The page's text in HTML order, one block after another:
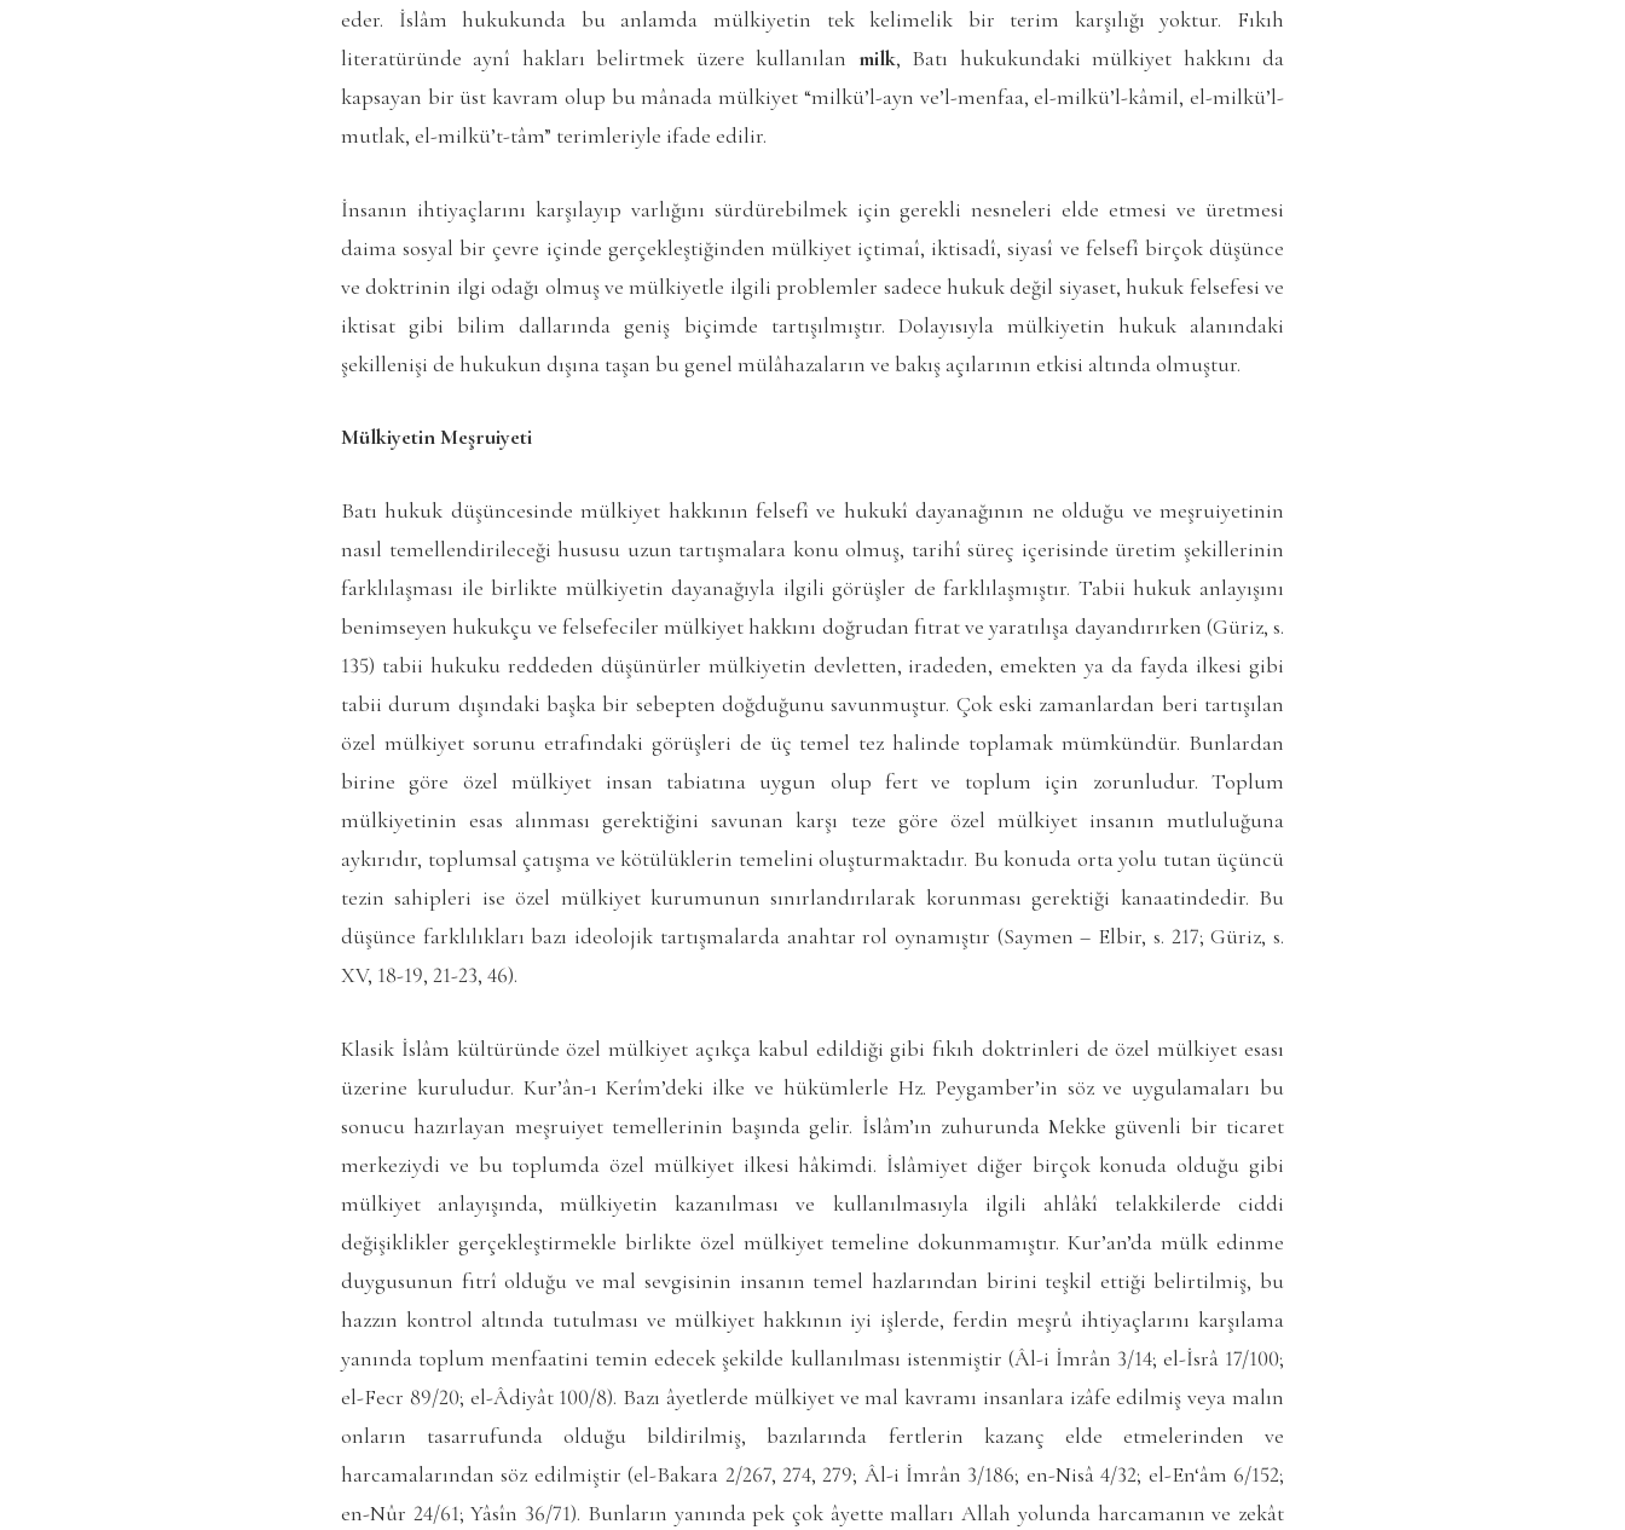
eder. İslâm hukukunda bu anlamda mülkiyetin tek kelimelik bir terim karşılığı yoktur. Fıkıh
literatüründe aynî hakları belirtmek üzere kullanılan milk, Batı hukukundaki mülkiyet hakkını da
kapsayan bir üst kavram olup bu mânada mülkiyet “milkü’l-ayn ve’l-menfaa, el-milkü’l-kâmil, el-milkü’l-
mutlak, el-milkü’t-tâm” terimleriyle ifade edilir.
İnsanın ihtiyaçlarını karşılayıp varlığını sürdürebilmek için gerekli nesneleri elde etmesi ve üretmesi
daima sosyal bir çevre içinde gerçekleştiğinden mülkiyet içtimaî, iktisadî, siyasî ve felsefî birçok düşünce
ve doktrinin ilgi odağı olmuş ve mülkiyetle ilgili problemler sadece hukuk değil siyaset, hukuk felsefesi ve
iktisat gibi bilim dallarında geniş biçimde tartışılmıştır. Dolayısıyla mülkiyetin hukuk alanındaki
şekillenişi de hukukun dışına taşan bu genel mülâhazaların ve bakış açılarının etkisi altında olmuştur.
Mülkiyetin Meşruiyeti
Batı hukuk düşüncesinde mülkiyet hakkının felsefî ve hukukî dayanağının ne olduğu ve meşruiyetinin
nasıl temellendirileceği hususu uzun tartışmalara konu olmuş, tarihî süreç içerisinde üretim şekillerinin
farklılaşması ile birlikte mülkiyetin dayanağıyla ilgili görüşler de farklılaşmıştır. Tabii hukuk anlayışını
benimseyen hukukçu ve felsefeciler mülkiyet hakkını doğrudan fıtrat ve yaratılışa dayandırırken (Güriz, s.
135) tabii hukuku reddeden düşünürler mülkiyetin devletten, iradeden, emekten ya da fayda ilkesi gibi
tabii durum dışındaki başka bir sebepten doğduğunu savunmuştur. Çok eski zamanlardan beri tartışılan
özel mülkiyet sorunu etrafındaki görüşleri de üç temel tez halinde toplamak mümkündür. Bunlardan
birine göre özel mülkiyet insan tabiatına uygun olup fert ve toplum için zorunludur. Toplum
mülkiyetinin esas alınması gerektiğini savunan karşı teze göre özel mülkiyet insanın mutluluğuna
aykırıdır, toplumsal çatışma ve kötülüklerin temelini oluşturmaktadır. Bu konuda orta yolu tutan üçüncü
tezin sahipleri ise özel mülkiyet kurumunun sınırlandırılarak korunması gerektiği kanaatindedir. Bu
düşünce farklılıkları bazı ideolojik tartışmalarda anahtar rol oynamıştır (Saymen – Elbir, s. 217; Güriz, s.
XV, 18-19, 21-23, 46).
Klasik İslâm kültüründe özel mülkiyet açıkça kabul edildiği gibi fıkıh doktrinleri de özel mülkiyet esası
üzerine kuruludur. Kur’ân-ı Kerîm’deki ilke ve hükümlerle Hz. Peygamber’in söz ve uygulamaları bu
sonucu hazırlayan meşruiyet temellerinin başında gelir. İslâm’ın zuhurunda Mekke güvenli bir ticaret
merkeziydi ve bu toplumda özel mülkiyet ilkesi hâkimdi. İslâmiyet diğer birçok konuda olduğu gibi
mülkiyet anlayışında, mülkiyetin kazanılması ve kullanılmasıyla ilgili ahlâkî telakkilerde ciddi
değişiklikler gerçekleştirmekle birlikte özel mülkiyet temeline dokunmamıştır. Kur’an’da mülk edinme
duygusunun fıtrî olduğu ve mal sevgisinin insanın temel hazlarından birini teşkil ettiği belirtilmiş, bu
hazzın kontrol altında tutulması ve mülkiyet hakkının iyi işlerde, ferdin meşrû ihtiyaçlarını karşılama
yanında toplum menfaatini temin edecek şekilde kullanılması istenmiştir (Âl-i İmrân 3/14; el-İsrâ 17/100;
el-Fecr 89/20; el-Âdiyât 100/8). Bazı âyetlerde mülkiyet ve mal kavramı insanlara izâfe edilmiş veya malın
onların tasarrufunda olduğu bildirilmiş, bazılarında fertlerin kazanç elde etmelerinden ve
harcamalarından söz edilmiştir (el-Bakara 2/267, 274, 279; Âl-i İmrân 3/186; en-Nisâ 4/32; el-En‘âm 6/152;
en-Nûr 24/61; Yâsîn 36/71). Bunların yanında pek çok âyette malları Allah yolunda harcamanın ve zekât